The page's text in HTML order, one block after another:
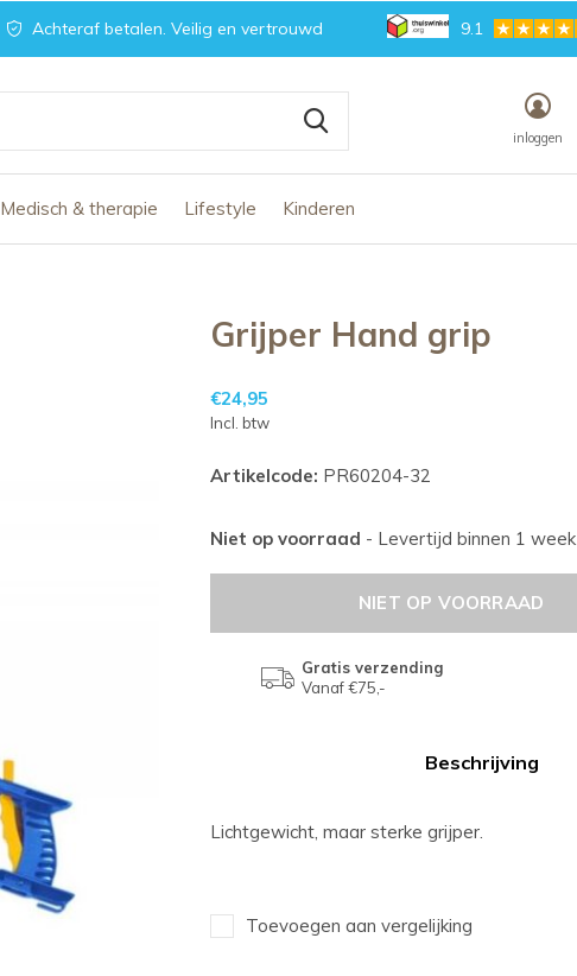
Medisch & therapie Lifestyle Kinderen
inloggen
Achteraf betalen. Veilig en vertrouwd 9.1
Grijper Hand grip
€24,95
Incl. btw
Artikelcode: PR60204-32
Niet op voorraad - Levertijd binnen 1 week
NIET OP VOORRAAD
Gratis verzending
Vanaf €75,-
Beschrijving
Lichtgewicht, maar sterke grijper.
Toevoegen aan vergelijking